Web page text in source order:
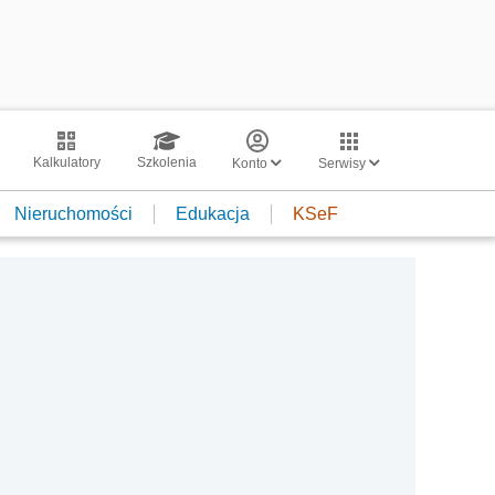
Kalkulatory Szkolenia Konto Serwisy
Nieruchomości Edukacja KSeF